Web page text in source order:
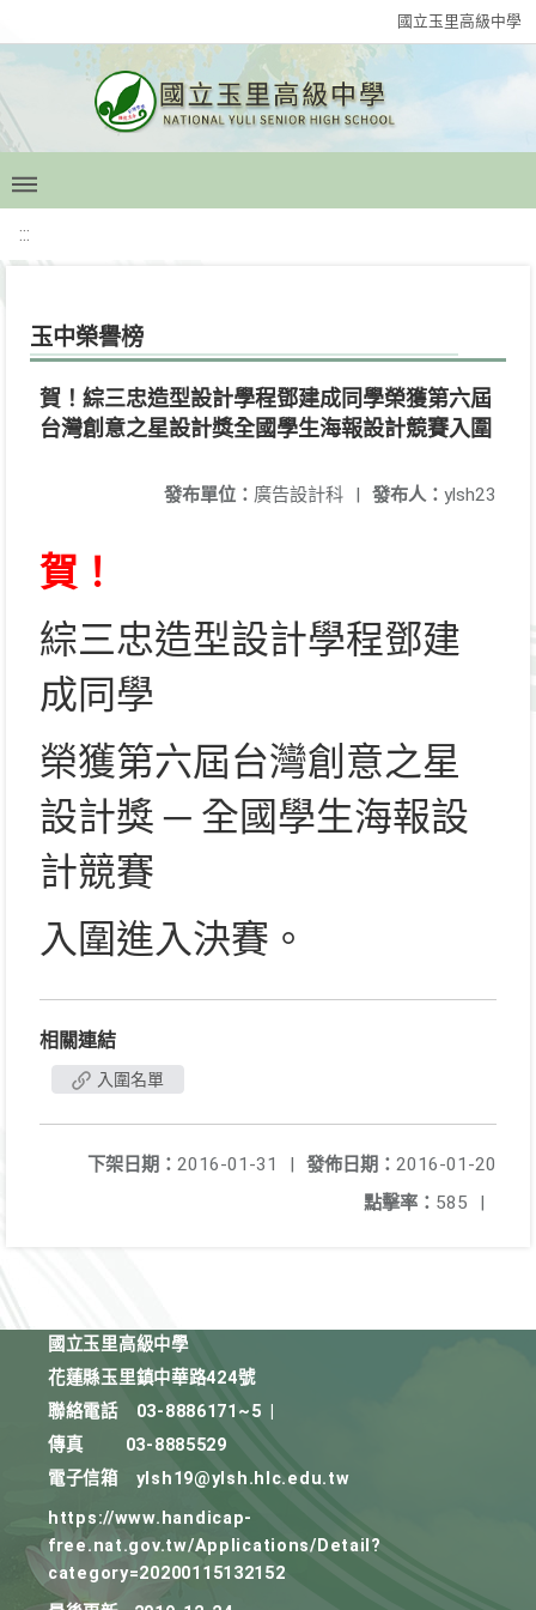
國立玉里高級中學
:::
玉中榮譽榜
賀！綜三忠造型設計學程鄧建成同學榮獲第六屆
台灣創意之星設計獎全國學生海報設計競賽入圍
發布人： ylsh23
發布單位： 廣告設計科 |
賀！
綜三忠造型設計學程鄧建
成同學
榮獲第六屆台灣創意之星
設計獎 ─ 全國學生海報設
計競賽
入圍進入決賽。
相關連結
入圍名單
發佈日期： 2016-01-20
下架日期： 2016-01-31
|
點擊率： 585 |
國立玉里高級中學
花蓮縣玉里鎮中華路424號
聯絡電話
03-8886171~5
傳真
03-8885529
電子信箱
ylsh19@ylsh.hlc.edu.tw
https://www.handicap-
free.nat.gov.tw/Applications/Detail?
category=20200115132152